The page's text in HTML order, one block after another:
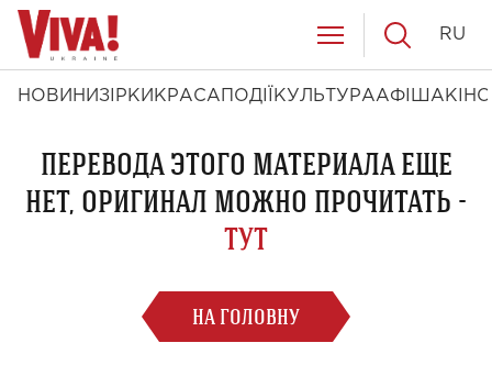
НОВИНИ ЗІРКИ КРАСА ПОДІЇ КУЛЬТУРААФІША КІНО
RU
ПЕРЕВОДА ЭТОГО МАТЕРИАЛА ЕЩЕ
НЕТ, ОРИГИНАЛ МОЖНО ПРОЧИТАТЬ -
ТУТ
НА ГОЛОВНУ